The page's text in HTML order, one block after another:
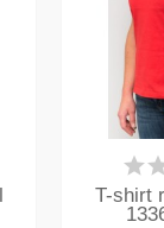
T-shirt